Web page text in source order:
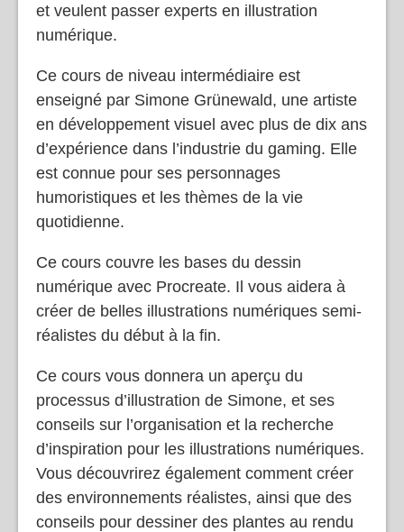
et veulent passer experts en illustration
numérique.
Ce cours de niveau intermédiaire est
enseigné par Simone Grünewald, une artiste
en développement visuel avec plus de dix ans
d’expérience dans l’industrie du gaming. Elle
est connue pour ses personnages
humoristiques et les thèmes de la vie
quotidienne.
Ce cours couvre les bases du dessin
numérique avec Procreate. Il vous aidera à
créer de belles illustrations numériques semi-
réalistes du début à la fin.
Ce cours vous donnera un aperçu du
processus d’illustration de Simone, et ses
conseils sur l’organisation et la recherche
d’inspiration pour les illustrations numériques.
Vous découvrirez également comment créer
des environnements réalistes, ainsi que des
conseils pour dessiner des plantes au rendu